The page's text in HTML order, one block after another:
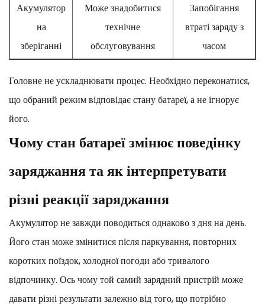
Акумулятор
на
зберіганні
Може знадобитися
технічне
обслуговування
Запобігання
втраті заряду з
часом
Головне не ускладнювати процес. Необхідно переконатися,
що обраний режим відповідає стану батареї, а не ігнорує
його.
Чому стан батареї змінює поведінку
заряджання та як інтерпретувати
різні реакції заряджання
Акумулятор не завжди поводиться однаково з дня на день.
Його стан може змінитися після паркування, повторних
коротких поїздок, холодної погоди або тривалого
відпочинку. Ось чому той самий зарядний пристрій може
давати різні результати залежно від того, що потрібно